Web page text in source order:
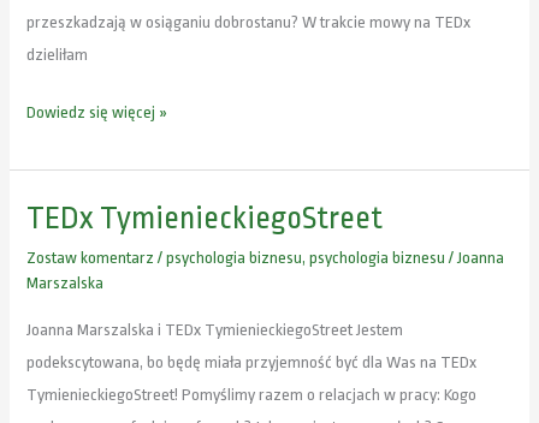
przeszkadzają w osiąganiu dobrostanu? W trakcie mowy na TEDx
dzieliłam
Dowiedz się więcej »
TEDx TymienieckiegoStreet
Zostaw komentarz /psychologia biznesu,psychologia biznesu /Joanna
Marszalska
Joanna Marszalska i TEDx TymienieckiegoStreet Jestem
podekscytowana, bo będę miała przyjemność być dla Was na TEDx
TymienieckiegoStreet! Pomyślimy razem o relacjach w pracy: Kogo
TEDx